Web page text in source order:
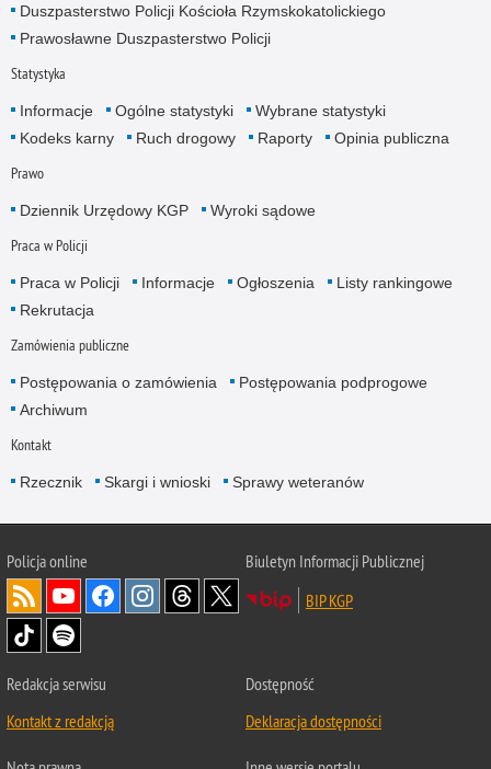
Duszpasterstwo Policji Kościoła Rzymskokatolickiego
Prawosławne Duszpasterstwo Policji
Statystyka
Informacje Ogólne statystyki
Wybrane statystyki
Kodeks karny
Ruch drogowy Raporty Opinia publiczna
Prawo
Dziennik Urzędowy KGP Wyroki sądowe
Praca w Policji
Praca w Policji Informacje Ogłoszenia
Listy rankingowe
Rekrutacja
Zamówienia publiczne
Postępowania o zamówienia
Postępowania podprogowe
Archiwum
Kontakt
Rzecznik Skargi i wnioski Sprawy weteranów
Policjaonline
Biuletyn Informacji Publicznej
BIP KGP
Redakcja serwisu
Kontakt z redakcją
Dostępność
Deklaracja dostępności